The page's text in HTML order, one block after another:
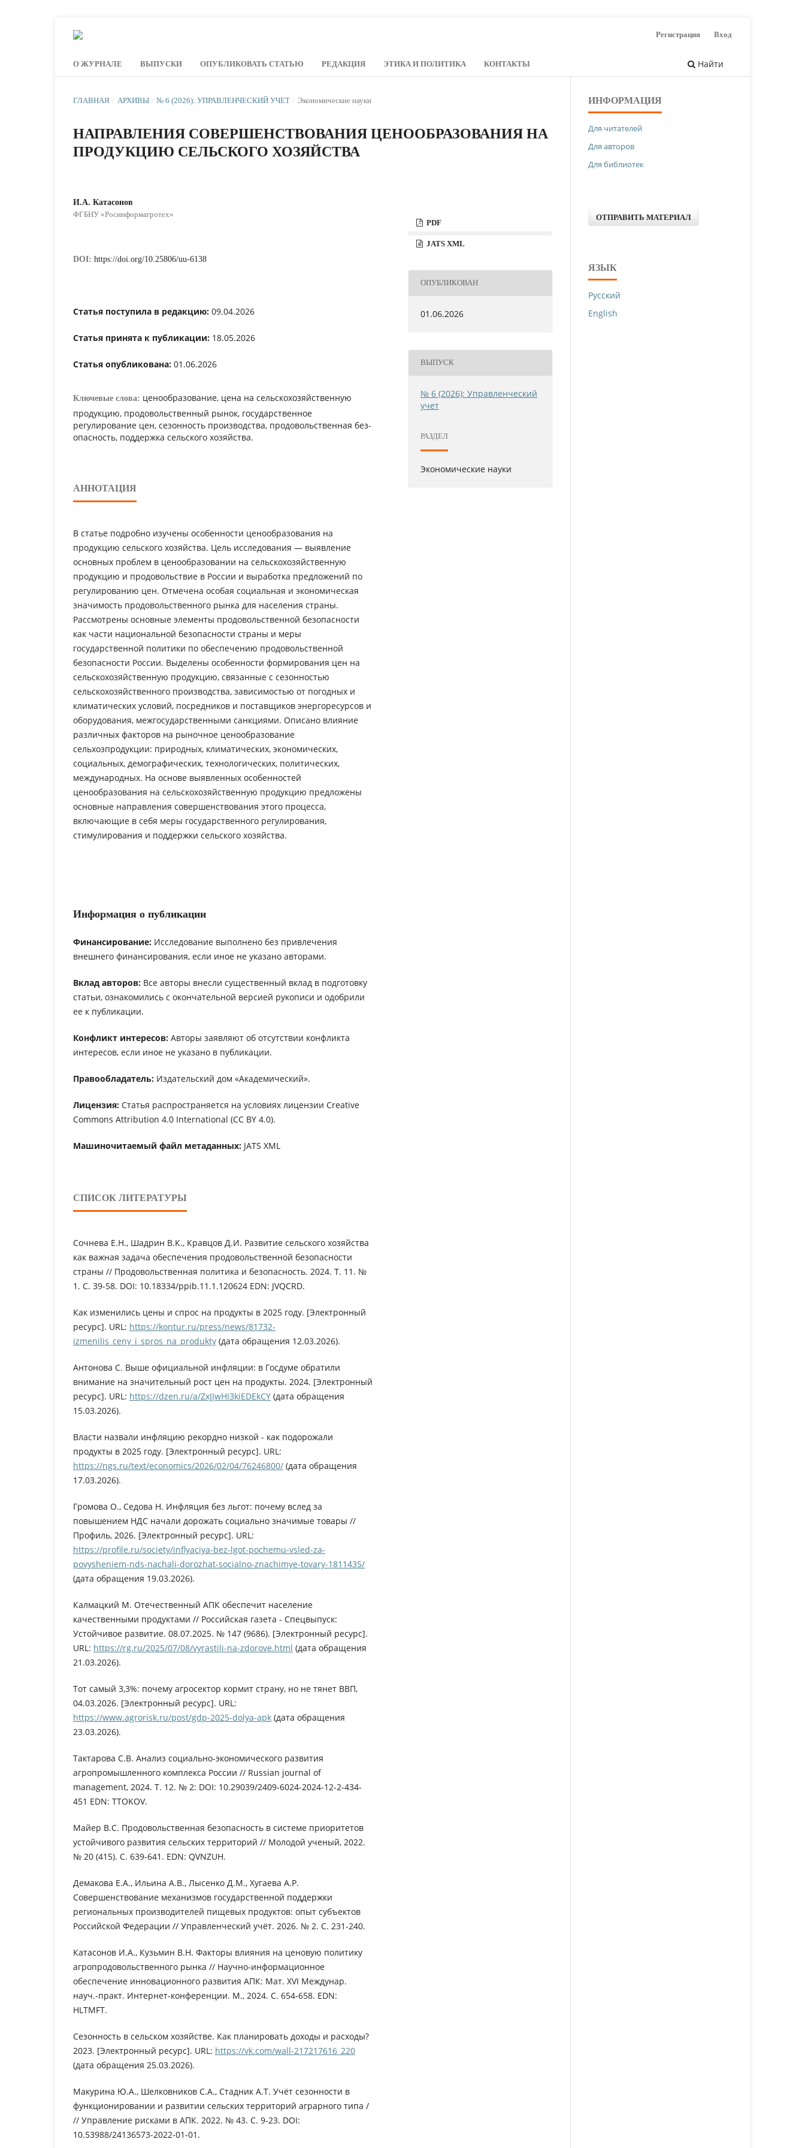
О ЖУРНАЛЕ ВЫПУСКИ ОПУБЛИКОВАТЬ СТАТЬЮ РЕДАКЦИЯ ЭТИКА И ПОЛИТИКА КОНТАКТЫ Найти
Регистрация Вход
ГЛАВНАЯ / АРХИВЫ / № 6 (2026): УПРАВЛЕНЧЕСКИЙ УЧЕТ / Экономические науки
НАПРАВЛЕНИЯ СОВЕРШЕНСТВОВАНИЯ ЦЕНООБРАЗОВАНИЯ НА
ПРОДУКЦИЮ СЕЛЬСКОГО ХОЗЯЙСТВА
И.А. Катасонов
ФГБНУ «Росинформагротех»
DOI: https://doi.org/10.25806/uu-6138
Статья поступила в редакцию: 09.04.2026
Статья принята к публикации: 18.05.2026
Статья опубликована: 01.06.2026
Ключевые слова: ценообразование, цена на сельскохозяйственную
продукцию, продовольственный рынок, государственное
регулирование цен, сезонность производства, продовольственная без-
опасность, поддержка сельского хозяйства.
АННОТАЦИЯ
В статье подробно изучены особенности ценообразования на
продукцию сельского хозяйства. Цель исследования — выявление
основных проблем в ценообразовании на сельскохозяйственную
продукцию и продовольствие в России и выработка предложений по
регулированию цен. Отмечена особая социальная и экономическая
значимость продовольственного рынка для населения страны.
Рассмотрены основные элементы продовольственной безопасности
как части национальной безопасности страны и меры
государственной политики по обеспечению продовольственной
безопасности России. Выделены особенности формирования цен на
сельскохозяйственную продукцию, связанные с сезонностью
сельскохозяйственного производства, зависимостью от погодных и
климатических условий, посредников и поставщиков энергоресурсов и
оборудования, межгосударственными санкциями. Описано влияние
различных факторов на рыночное ценообразование
сельхозпродукции: природных, климатических, экономических,
социальных, демографических, технологических, политических,
международных. На основе выявленных особенностей
ценообразования на сельскохозяйственную продукцию предложены
основные направления совершенствования этого процесса,
включающие в себя меры государственного регулирования,
стимулирования и поддержки сельского хозяйства.
Информация о публикации
Финансирование: Исследование выполнено без привлечения
внешнего финансирования, если иное не указано авторами.
Вклад авторов: Все авторы внесли существенный вклад в подготовку
статьи, ознакомились с окончательной версией рукописи и одобрили
ее к публикации.
Конфликт интересов: Авторы заявляют об отсутствии конфликта
интересов, если иное не указано в публикации.
Правообладатель: Издательский дом «Академический».
Лицензия: Статья распространяется на условиях лицензии Creative
Commons Attribution 4.0 International (CC BY 4.0).
Машиночитаемый файл метаданных: JATS XML
СПИСОК ЛИТЕРАТУРЫ
Сочнева Е.Н., Шадрин В.К., Кравцов Д.И. Развитие сельского хозяйства
как важная задача обеспечения продовольственной безопасности
страны // Продовольственная политика и безопасность. 2024. Т. 11. №
1. С. 39-58. DOI: 10.18334/ppib.11.1.120624 EDN: JVQCRD.
Как изменились цены и спрос на продукты в 2025 году. [Электронный
ресурс]. URL: https://kontur.ru/press/news/81732-
izmenilis_ceny_i_spros_na_produkty (дата обращения 12.03.2026).
Антонова C. Выше официальной инфляции: в Госдуме обратили
внимание на значительный рост цен на продукты. 2024. [Электронный
ресурс]. URL: https://dzen.ru/a/ZxJJwHI3kiEDEkCY (дата обращения
15.03.2026).
Власти назвали инфляцию рекордно низкой - как подорожали
продукты в 2025 году. [Электронный ресурс]. URL:
https://ngs.ru/text/economics/2026/02/04/76246800/ (дата обращения
17.03.2026).
Громова О., Седова Н. Инфляция без льгот: почему вслед за
повышением НДС начали дорожать социально значимые товары //
Профиль, 2026. [Электронный ресурс]. URL:
https://profile.ru/society/inflyaciya-bez-lgot-pochemu-vsled-za-
povysheniem-nds-nachali-dorozhat-socialno-znachimye-tovary-1811435/
(дата обращения 19.03.2026).
Калмацкий М. Отечественный АПК обеспечит население
качественными продуктами // Российская газета - Спецвыпуск:
Устойчивое развитие. 08.07.2025. № 147 (9686). [Электронный ресурс].
URL: https://rg.ru/2025/07/08/vyrastili-na-zdorove.html (дата обращения
21.03.2026).
Тот самый 3,3%: почему агросектор кормит страну, но не тянет ВВП,
04.03.2026. [Электронный ресурс]. URL:
https://www.agrorisk.ru/post/gdp-2025-dolya-apk (дата обращения
23.03.2026).
Тактарова С.В. Анализ социально-экономического развития
агропромышленного комплекса России // Russian journal of
management, 2024. Т. 12. № 2: DOI: 10.29039/2409-6024-2024-12-2-434-
451 EDN: TTOKOV.
Майер В.С. Продовольственная безопасность в системе приоритетов
устойчивого развития сельских территорий // Молодой ученый, 2022.
№ 20 (415). С. 639-641. EDN: QVNZUH.
Демакова Е.А., Ильина А.В., Лысенко Д.М., Хугаева А.Р.
Совершенствование механизмов государственной поддержки
региональных производителей пищевых продуктов: опыт субъектов
Российской Федерации // Управленческий учёт. 2026. № 2. С. 231-240.
Катасонов И.А., Кузьмин В.Н. Факторы влияния на ценовую политику
агропродовольственного рынка // Научно-информационное
обеспечение инновационного развития АПК: Мат. XVI Междунар.
науч.-практ. Интернет-конференции. М., 2024. С. 654-658. EDN:
HLTMFT.
Сезонность в сельском хозяйстве. Как планировать доходы и расходы?
2023. [Электронный ресурс]. URL: https://vk.com/wall-217217616_220
(дата обращения 25.03.2026).
Макурина Ю.А., Шелковников С.А., Стадник А.Т. Учёт сезонности в
функционировании и развитии сельских территорий аграрного типа /
// Управление рисками в АПК. 2022. № 43. С. 9-23. DOI:
10.53988/24136573-2022-01-01.
PDF
JATS XML
ОПУБЛИКОВАН
01.06.2026
ВЫПУСК
№ 6 (2026): Управленческий
учет
РАЗДЕЛ
Экономические науки
ИНФОРМАЦИЯ
Для читателей
Для авторов
Для библиотек
ОТПРАВИТЬ МАТЕРИАЛ
ЯЗЫК
Русский
English